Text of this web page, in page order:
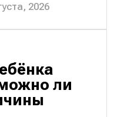
2026
ли